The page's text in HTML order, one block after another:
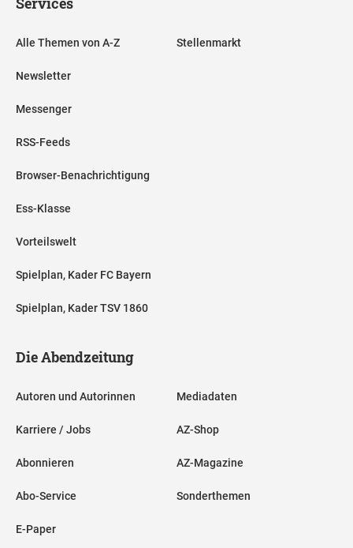
Alle Themen von A-Z
Newsletter
Messenger
RSS-Feeds
Browser-Benachrichtigung
Ess-Klasse
Vorteilswelt
Spielplan, Kader FC Bayern
Spielplan, Kader TSV 1860
Stellenmarkt
Die Abendzeitung
Autoren und Autorinnen
Karriere / Jobs
Abonnieren
Abo-Service
E-Paper
Mediadaten
AZ-Shop
AZ-Magazine
Sonderthemen